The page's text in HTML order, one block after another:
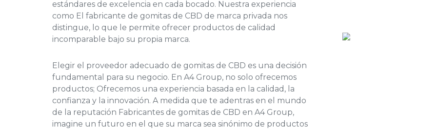
estándares de excelencia en cada bocado. Nuestra experiencia
como El fabricante de gomitas de CBD de marca privada nos
distingue, lo que le permite ofrecer productos de calidad
incomparable bajo su propia marca.
Elegir el proveedor adecuado de gomitas de CBD es una decisión
fundamental para su negocio. En A4 Group, no solo ofrecemos
productos; Ofrecemos una experiencia basada en la calidad, la
confianza y la innovación. A medida que te adentras en el mundo
de la reputación Fabricantes de gomitas de CBD en A4 Group,
imagine un futuro en el que su marca sea sinónimo de productos